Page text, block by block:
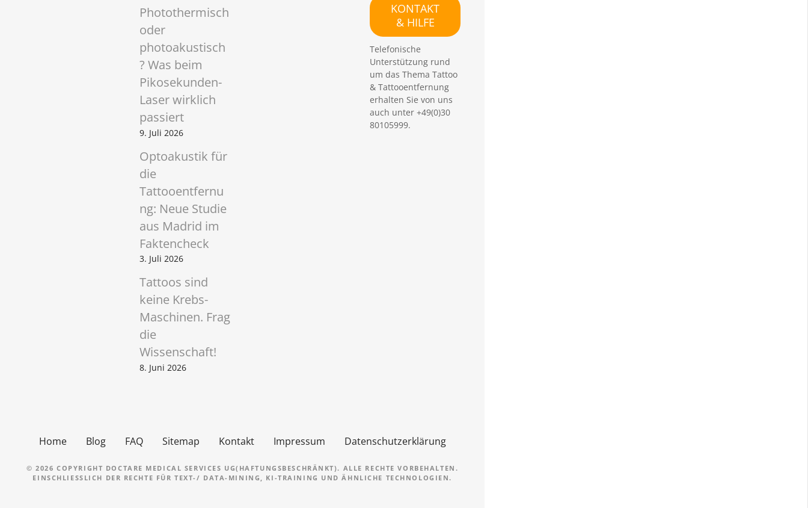
Photothermisch
oder
photoakustisch
? Was beim
Pikosekunden-
Laser wirklich
passiert
9. Juli 2026
Optoakustik für
die
Tattooentfernu
ng: Neue Studie
aus Madrid im
Faktencheck
3. Juli 2026
Tattoos sind
keine Krebs-
Maschinen. Frag
die
Wissenschaft!
8. Juni 2026
KONTAKT
& HILFE
Telefonische
Unterstützung rund
um das Thema Tattoo
& Tattooentfernung
erhalten Sie von uns
auch unter +49(0)30
80105999.
Home Blog FAQ Sitemap Kontakt Impressum Datenschutzerklärung
© 2026 COPYRIGHT DOCTARE MEDICAL SERVICES UG(HAFTUNGSBESCHRÄNKT). ALLE RECHTE VORBEHALTEN.
EINSCHLIESSLICH DER RECHTE FÜR TEXT-/ DATA-MINING, KI-TRAINING UND ÄHNLICHE TECHNOLOGIEN.